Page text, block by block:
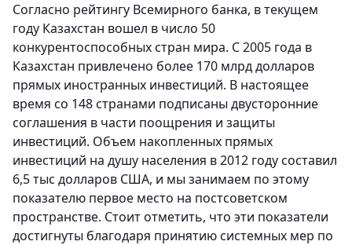
Согласно рейтингу Всемирного банка, в текущем
году Казахстан вошел в число 50
конкурентоспособных стран мира. С 2005 года в
Казахстан привлечено более 170 млрд долларов
прямых иностранных инвестиций. В настоящее
время со 148 странами подписаны двусторонние
соглашения в части поощрения и защиты
инвестиций. Объем накопленных прямых
инвестиций на душу населения в 2012 году составил
6,5 тыс долларов США, и мы занимаем по этому
показателю первое место на постсоветском
пространстве. Стоит отметить, что эти показатели
достигнуты благодаря принятию системных мер по